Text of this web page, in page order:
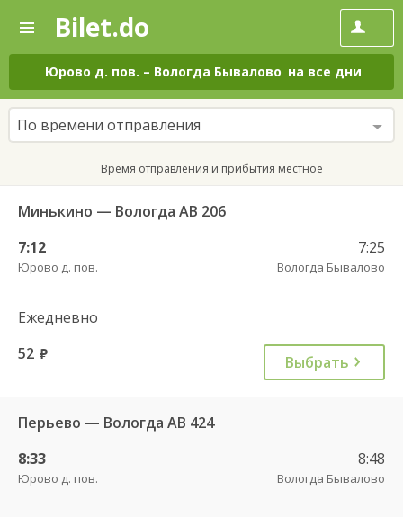
—
Поиск
и
покупка
билетов
на
автобус
онлайн
Bilet.do
Юрово д. пов. – Вологда Бывалово на все дни
По времени отправления
Время отправления и прибытия местное
Минькино — Вологда АВ 206
7:12
Юрово д. пов.
7:25
Вологда Бывалово
Ежедневно
52 руб. Выбрать
Перьево — Вологда АВ 424
8:33
Юрово д. пов.
8:48
Вологда Бывалово